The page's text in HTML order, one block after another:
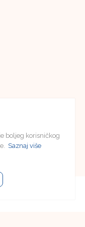
boljeg korisničkog
Saznaj više